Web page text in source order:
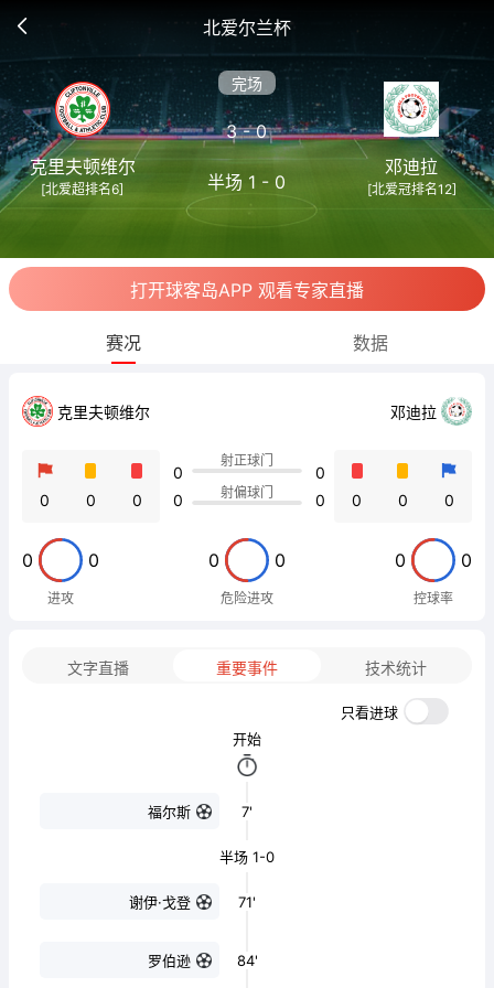
北爱尔兰杯
克里夫顿维尔
[北爱超排名6]
完场
3 - 0
半场 1 - 0
邓迪拉
[北爱冠排名12]
打开球客岛APP 观看专家直播
赛况 数据
克里夫顿维尔 邓迪拉
0 0 0
0
0
射正球门
射偏球门
0
0
0 0 0
0 0
进攻
0 0
危险进攻
0 0
控球率
文字直播 重要事件 技术统计
只看进球
开始
福尔斯 7'
半场 1-0
谢伊·戈登 71'
罗伯逊 84'